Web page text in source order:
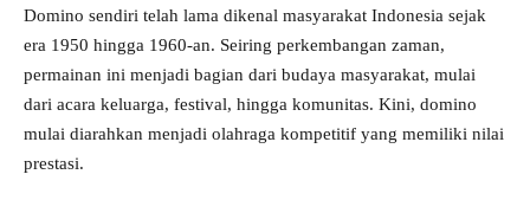
Domino sendiri telah lama dikenal masyarakat Indonesia sejak
era 1950 hingga 1960-an. Seiring perkembangan zaman,
permainan ini menjadi bagian dari budaya masyarakat, mulai
dari acara keluarga, festival, hingga komunitas. Kini, domino
mulai diarahkan menjadi olahraga kompetitif yang memiliki nilai
prestasi.